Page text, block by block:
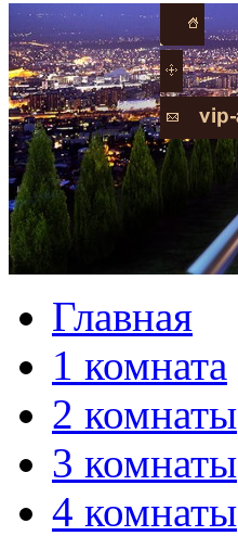
Главная
1 комната
2 комнаты
3 комнаты
4 комнаты